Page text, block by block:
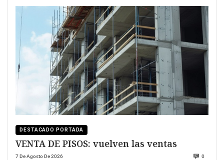
DESTACADO PORTADA
VENTA DE PISOS: vuelven las ventas
7 De Agosto De 2026 0